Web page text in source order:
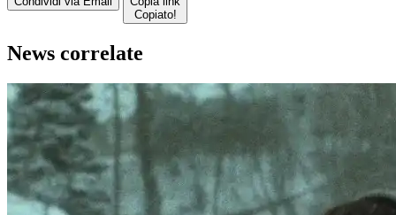
Copiato!
News correlate